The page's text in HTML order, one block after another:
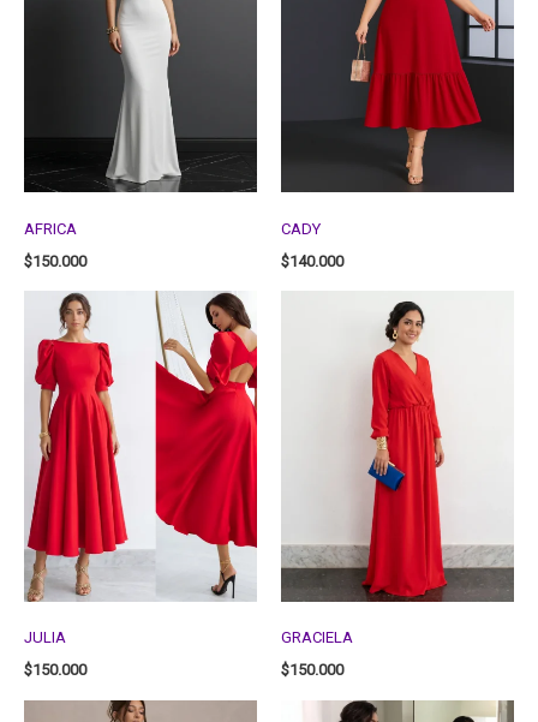
AFRICA
$150.000
CADY
$140.000
JULIA
$150.000
GRACIELA
$150.000